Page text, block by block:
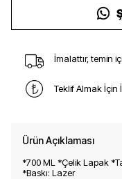
İmalattır, temin
Teklif Almak İçin
Ürün Açıklaması
*700 ML *Çelik Lapak
*Baskı: Lazer